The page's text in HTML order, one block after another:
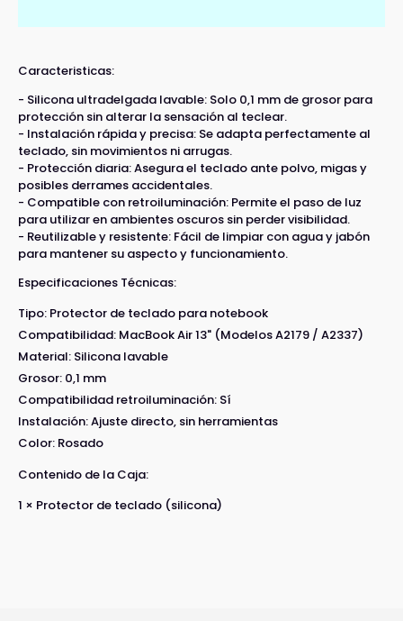
Caracteristicas:
- Silicona ultradelgada lavable: Solo 0,1 mm de grosor para
protección sin alterar la sensación al teclear.
- Instalación rápida y precisa: Se adapta perfectamente al
teclado, sin movimientos ni arrugas.
- Protección diaria: Asegura el teclado ante polvo, migas y
posibles derrames accidentales.
- Compatible con retroiluminación: Permite el paso de luz
para utilizar en ambientes oscuros sin perder visibilidad.
- Reutilizable y resistente: Fácil de limpiar con agua y jabón
para mantener su aspecto y funcionamiento.
Especificaciones Técnicas:
Tipo: Protector de teclado para notebook
Compatibilidad: MacBook Air 13" (Modelos A2179 / A2337)
Material: Silicona lavable
Grosor: 0,1 mm
Compatibilidad retroiluminación: Sí
Instalación: Ajuste directo, sin herramientas
Color: Rosado
Contenido de la Caja:
1 × Protector de teclado (silicona)